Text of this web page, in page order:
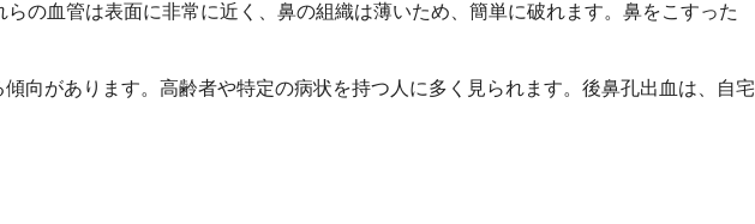
の血管は表面に非常に近く、鼻の組織は薄いため、簡単に破れます。鼻をこすった
向があります。高齢者や特定の病状を持つ人に多く見られます。後鼻孔出血は、自宅